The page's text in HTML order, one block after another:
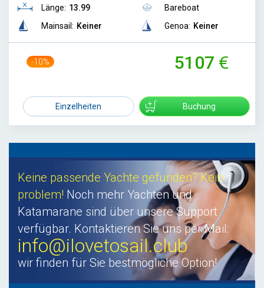
Länge: 13.99
Mainsail: Keiner
Bareboat
Genoa: Keiner
-10% 5107
Einzelheiten Buchung
Keine passende Yachte gefunden? Kein
problem! Noch mehr Yachten und
Katamarane sind über unsere Support
verfügbar. Kontaktieren Sie uns per Mail:
info@ilovetosail.club
wir finden für Sie bestmögliche Option!